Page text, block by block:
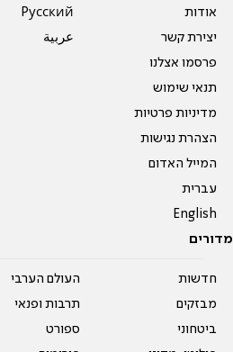
אודות
יצירת קשר
פרסמו אצלנו
תנאי שימוש
מדיניות פרטיות
הצהרת נגישות
המייל האדום
עברית
English
Pусский
عربية
מדורים
חדשות
מבזקים
ביטחוני
העולם הערבי
תרבות ופנאי
ספורט